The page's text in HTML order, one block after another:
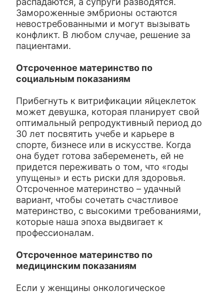
Замороженные эмбрионы остаются
невостребованными и могут вызывать
конфликт. В любом случае, решение за
пациентами.
Отсроченное материнство по
социальным показаниям
Прибегнуть к витрификации яйцеклеток
может девушка, которая планирует свой
оптимальный репродуктивный период до
30 лет посвятить учебе и карьере в
спорте, бизнесе или в искусстве. Когда
она будет готова забеременеть, ей не
придется переживать о том, что «годы
упущены» и есть риски для здоровья.
Отсроченное материнство – удачный
вариант, чтобы сочетать счастливое
материнство, с высокими требованиями,
которые наша эпоха выдвигает к
профессионалам.
Отсроченное материнство по
медицинским показаниям
Если у женщины онкологическое